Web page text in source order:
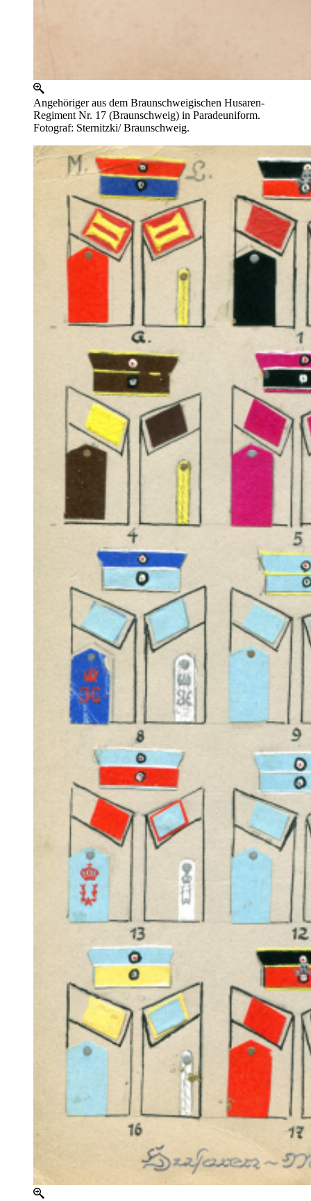
Angehöriger aus dem Braunschweigischen Husaren-
Regiment Nr. 17 (Braunschweig) in Paradeuniform.
Fotograf: Sternitzki/ Braunschweig.